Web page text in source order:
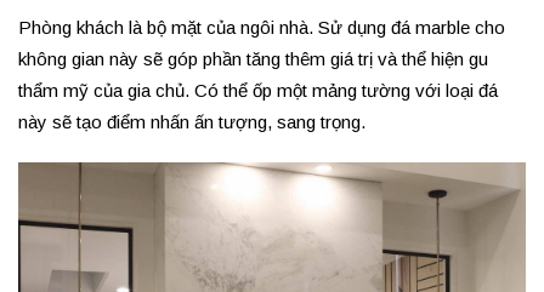
Phòng khách là bộ mặt của ngôi nhà. Sử dụng đá marble cho
không gian này sẽ góp phần tăng thêm giá trị và thể hiện gu
thẩm mỹ của gia chủ. Có thể ốp một mảng tường với loại đá
này sẽ tạo điểm nhấn ấn tượng, sang trọng.